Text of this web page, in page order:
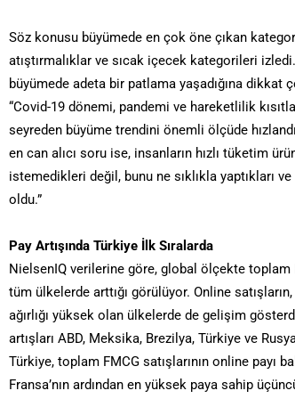
Söz konusu büyümede en çok öne çıkan
atıştırmalıklar ve sıcak içecek kategorileri
büyümede adeta bir patlama yaşadığına dikkat
“Covid-19 dönemi, pandemi ve hareketlilik
seyreden büyüme trendini önemli ölçüde
en can alıcı soru ise, insanların hızlı tüketim
istemedikleri değil, bunu ne sıklıkla yaptıkları
oldu.”
Pay Artışında Türkiye İlk Sıralarda
NielsenIQ verilerine göre, global ölçekte toplam
tüm ülkelerde arttığı görülüyor. Online
ağırlığı yüksek olan ülkelerde de gelişim
artışları ABD, Meksika, Brezilya, Türkiye ve
Türkiye, toplam FMCG satışlarının online payı
Fransa’nın ardından en yüksek paya sahip